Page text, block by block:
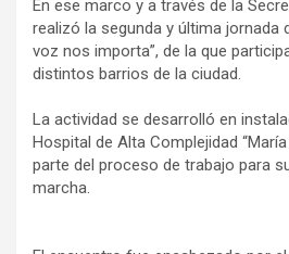
En ese marco y a través de la
realizó la segunda y última jornada
voz nos importa”, de la que
distintos barrios de la ciudad.
La actividad se desarrolló en
Hospital de Alta Complejidad
parte del proceso de trabajo para
marcha.